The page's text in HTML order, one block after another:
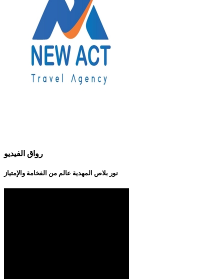
رواق الفيديو
نور بلاص المهدية عالم من الفخامة والإمتياز